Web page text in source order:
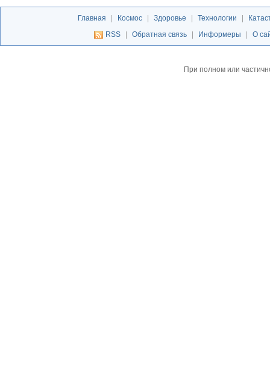
Главная Космос Здоровье Технологии
RSS
Обратная связь Информеры О
При полном или